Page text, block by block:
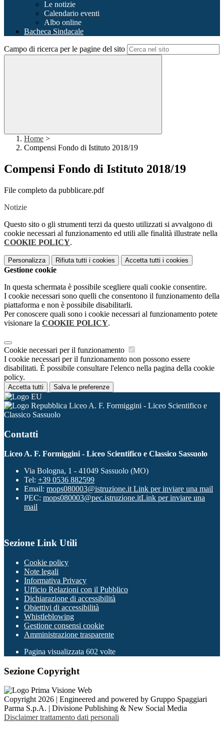
Le notizie
Calendario eventi
Albo online
Bacheca Sindacale
Campo di ricerca per le pagine del sito
Home >
Compensi Fondo di Istituto 2018/19
Compensi Fondo di Istituto 2018/19
File completo da pubblicare.pdf
Notizie
Questo sito o gli strumenti terzi da questo utilizzati si avvalgono di
cookie necessari al funzionamento ed utili alle finalità illustrate nella
COOKIE POLICY.
Personalizza Rifiuta tutti i cookies Accetta tutti i cookies
Gestione cookie
In questa schermata è possibile scegliere quali cookie consentire.
I cookie necessari sono quelli che consentono il funzionamento della
piattaforma e non è possibile disabilitarli.
Per conoscere quali sono i cookie necessari al funzionamento potete
visionare la COOKIE POLICY.
Cookie necessari per il funzionamento
I cookie necessari per il funzionamento non possono essere
disabilitati. È possibile consultare l'elenco nella pagina della cookie
policy.
Accetta tutti Salva le preferenze
Liceo A. F. Formiggini - Liceo Scientifico e
Classico Sassuolo
Contatti
Liceo A. F. Formiggini - Liceo Scientifico e Classico Sassuolo
Via Bologna, 1 - 41049 Sassuolo (MO)
Tel: +39 0536 882599
Email: mops080003@istruzione.it Link per inviare una mail
PEC: mops080003@pec.istruzione.itLink per inviare una
mail
Sezione Link Utili
Cookie policy
Note legali
Informativa Privacy
Ufficio Relazioni con il Pubblico
Dichiarazione di accessibilità
Obiettivi di accessibilità
Whistleblowing
Gestione consensi cookie
Amministrazione trasparente
Pagina visualizzata 602 volte
Sezione Copyright
Copyright 2026 | Engineered and powered by Gruppo Spaggiari
Parma S.p.A. | Divisione Publishing & New Social Media
Disclaimer trattamento dati personali